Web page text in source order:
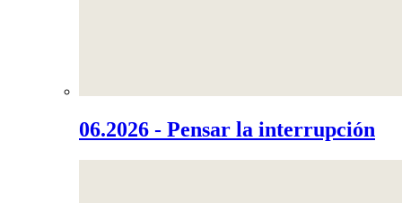
06.2026 - Pensar la interrupción